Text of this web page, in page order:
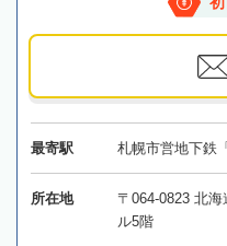
最寄駅 札幌市営地下鉄
所在地
〒064-0823 北
ル5階